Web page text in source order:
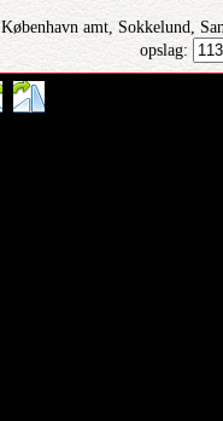
København amt, Sokkelund,
opslag: